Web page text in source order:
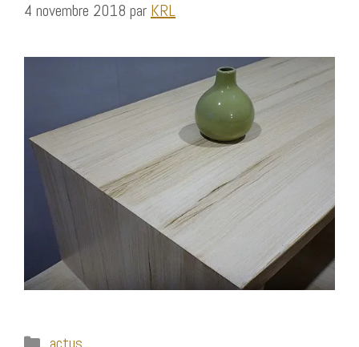
4 novembre 2018 par KRL
Catégories
actus